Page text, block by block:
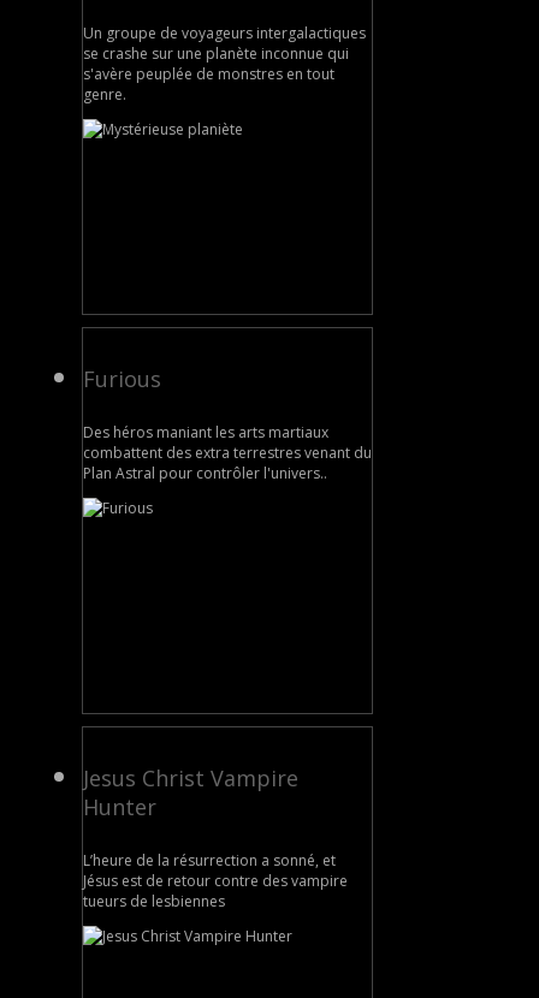
Un groupe de voyageurs intergalactiques
se crashe sur une planète inconnue qui
s'avère peuplée de monstres en tout
genre.
Furious
Des héros maniant les arts martiaux
combattent des extra terrestres venant du
Plan Astral pour contrôler l'univers..
Jesus Christ Vampire
Hunter
L’heure de la résurrection a sonné, et
Jésus est de retour contre des vampire
tueurs de lesbiennes